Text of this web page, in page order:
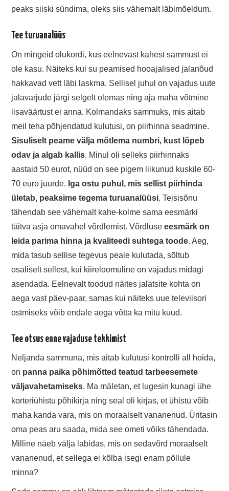
peaks siiski sündima, oleks siis vähemalt läbimõeldum.
Tee turuanalüüs
On mingeid olukordi, kus eelnevast kahest sammust ei
ole kasu. Näiteks kui su peamised hooajalised jalanõud
hakkavad vett läbi laskma. Sellisel juhul on vajadus uute
jalavarjude järgi selgelt olemas ning aja maha võtmine
lisaväärtust ei anna. Kolmandaks sammuks, mis aitab
meil teha põhjendatud kulutusi, on piirhinna seadmine.
Sisuliselt peame välja mõtlema numbri, kust lõpeb
odav ja algab kallis. Minul oli selleks piirhinnaks
aastaid 50 eurot, nüüd on see pigem liikunud kuskile 60-
70 euro juurde. Iga ostu puhul, mis sellist piirhinda
ületab, peaksime tegema turuanalüüsi. Teisisõnu
tähendab see vähemalt kahe-kolme sama eesmärki
täitva asja omavahel võrdlemist. Võrdluseeesmärk on
leida parima hinna ja kvaliteedi suhtega toode. Aeg,
mida tasub sellise tegevus peale kulutada, sõltub
osaliselt sellest, kui kiireloomuline on vajadus midagi
asendada. Eelnevalt toodud näites jalatsite kohta on
aega vast päev-paar, samas kui näiteks uue televiisori
ostmiseks võib endale aega võtta ka mitu kuud.
Tee otsus enne vajaduse tekkimist
Neljanda sammuna, mis aitab kulutusi kontrolli all hoida,
on panna paika põhimõtted teatud tarbeesemete
väljavahetamiseks. Ma mäletan, et lugesin kunagi ühe
korteriühistu põhikirja ning seal oli kirjas, et ühistu võib
maha kanda vara, mis on moraalselt vananenud. Üritasin
oma peas aru saada, mida see ometi võiks tähendada.
Milline näeb välja labidas, mis on sedavõrd moraalselt
vananenud, et sellega ei kõlba isegi enam põllule
minna?